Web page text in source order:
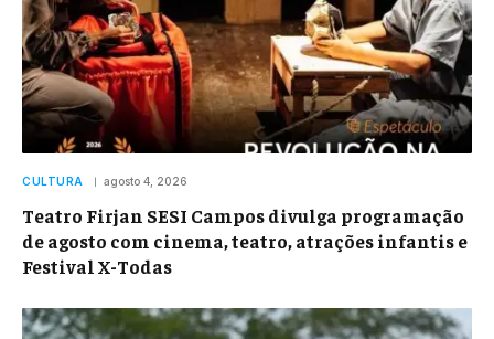
CULTURA agosto 4, 2026
Teatro Firjan SESI Campos divulga programação
de agosto com cinema, teatro, atrações infantis e
Festival X-Todas